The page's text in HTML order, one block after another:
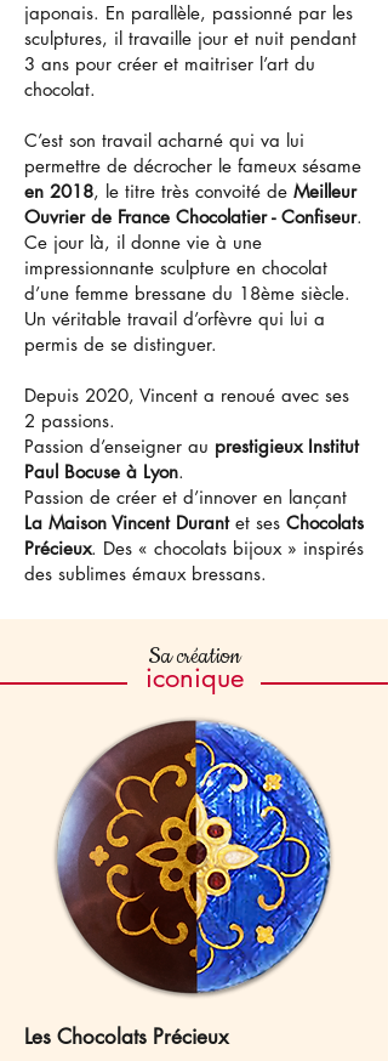
japonais. En parallèle, passionné par les
sculptures, il travaille jour et nuit pendant
3 ans pour créer et maitriser l’art du
chocolat.
C’est son travail acharné qui va lui
permettre de décrocher le fameux sésame
en 2018, le titre très convoité de Meilleur
Ouvrier de France Chocolatier - Confiseur.
Ce jour là, il donne vie à une
impressionnante sculpture en chocolat
d’une femme bressane du 18ème siècle.
Un véritable travail d’orfèvre qui lui a
permis de se distinguer.
Depuis 2020, Vincent a renoué avec ses
2 passions.
Passion d’enseigner au prestigieux Institut
Paul Bocuse à Lyon.
Passion de créer et d’innover en lançant
La Maison Vincent Durant et ses Chocolats
Précieux. Des « chocolats bijoux » inspirés
des sublimes émaux bressans.
Sa création
iconique
Les Chocolats Précieux